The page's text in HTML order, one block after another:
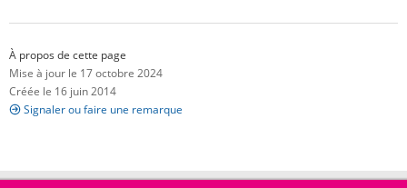
À propos de cette page
Mise à jour le 17 octobre 2024
Créée le 16 juin 2014
Signaler ou faire une remarque